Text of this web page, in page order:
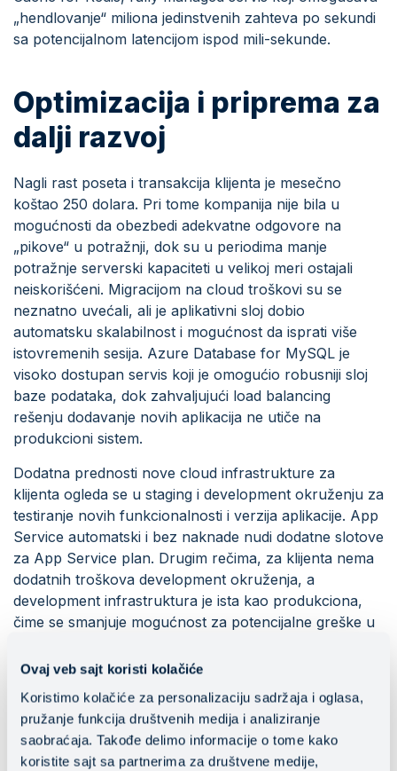
Ovaj veb sajt koristi kolačiće
Koristimo kolačiće za personalizaciju sadržaja i oglasa,
pružanje funkcija društvenih medija i analiziranje
saobraćaja. Takođe delimo informacije o tome kako
koristite sajt sa partnerima za društvene medije,
„hendlovanje“ miliona jedinstvenih zahteva po sekundi
sa potencijalnom latencijom ispod mili-sekunde.
Optimizacija i priprema za
dalji razvoj
Nagli rast poseta i transakcija klijenta je mesečno
koštao 250 dolara. Pri tome kompanija nije bila u
mogućnosti da obezbedi adekvatne odgovore na
„pikove“ u potražnji, dok su u periodima manje
potražnje serverski kapaciteti u velikoj meri ostajali
neiskorišćeni. Migracijom na cloud troškovi su se
neznatno uvećali, ali je aplikativni sloj dobio
automatsku skalabilnost i mogućnost da isprati više
istovremenih sesija. Azure Database for MySQL je
visoko dostupan servis koji je omogućio robusniji sloj
baze podataka, dok zahvaljujući load balancing
rešenju dodavanje novih aplikacija ne utiče na
produkcioni sistem.
Dodatna prednosti nove cloud infrastrukture za
klijenta ogleda se u staging i development okruženju za
testiranje novih funkcionalnosti i verzija aplikacije. App
Service automatski i bez naknade nudi dodatne slotove
za App Service plan. Drugim rečima, za klijenta nema
dodatnih troškova development okruženja, a
development infrastruktura je ista kao produkciona,
čime se smanjuje mogućnost za potencijalne greške u
Prelaskom na cloud, ovaj e-commerce obezbedio je i
dobru osnovu za dalji razvoj svoje aplikacije i
implementirao je DevOps procese koji će ubrzati
buduću ekspanziju online biznisa.